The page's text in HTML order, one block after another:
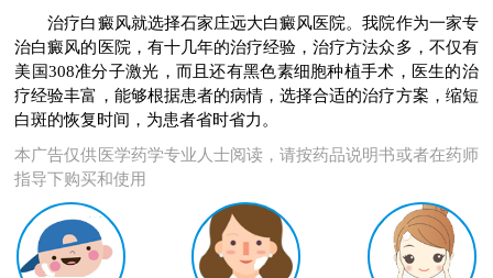
治疗白癜风就选择石家庄远大白癜风医院。我院作为一家专
治白癜风的医院，有十几年的治疗经验，治疗方法众多，不仅有
美国308准分子激光，而且还有黑色素细胞种植手术，医生的治
疗经验丰富，能够根据患者的病情，选择合适的治疗方案，缩短
白斑的恢复时间，为患者省时省力。
本广告仅供医学药学专业人士阅读，请按药品说明书或者在药师
指导下购买和使用